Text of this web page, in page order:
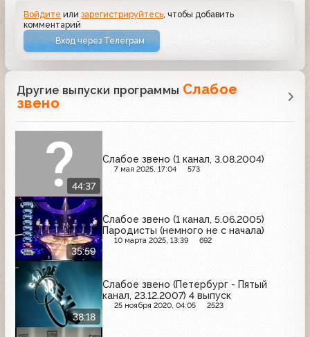
Войдите илизарегистрируйтесь , чтобы добавить
комментарий
Вход через Телеграм
Другие выпуски программы Слабое
звено
44:37
Слабое звено (1 канал, 3.08.2004)
7 мая 2025, 17:04 573
35:59
Слабое звено (1 канал, 5.06.2005)
Пародисты (немного не с начала)
10 марта 2025, 13:39 692
38:18
Слабое звено (Петербург - Пятый
канал, 23.12.2007) 4 выпуск
25 ноября 2020, 04:05 2523